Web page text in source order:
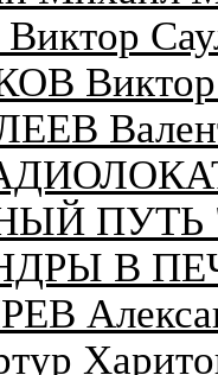
Виктор
Виктор
ПУТЬ
В